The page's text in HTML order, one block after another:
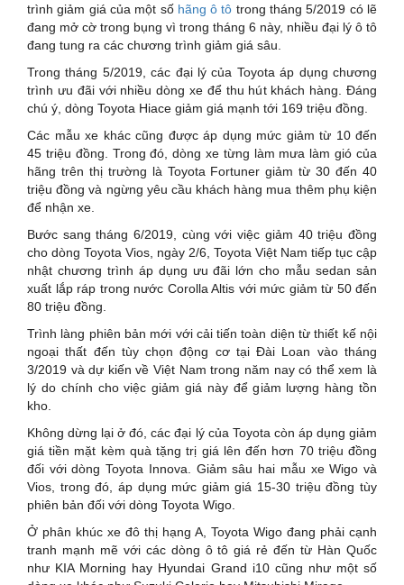
trình giảm giá của một số hãng ô tô trong tháng 5/2019 có lẽ
đang mở cờ trong bụng vì trong tháng 6 này, nhiều đại lý ô tô
đang tung ra các chương trình giảm giá sâu.
Trong tháng 5/2019, các đại lý của Toyota áp dụng chương
trình ưu đãi với nhiều dòng xe để thu hút khách hàng. Đáng
chú ý, dòng Toyota Hiace giảm giá mạnh tới 169 triệu đồng.
Các mẫu xe khác cũng được áp dụng mức giảm từ 10 đến
45 triệu đồng. Trong đó, dòng xe từng làm mưa làm gió của
hãng trên thị trường là Toyota Fortuner giảm từ 30 đến 40
triệu đồng và ngừng yêu cầu khách hàng mua thêm phụ kiện
để nhận xe.
Bước sang tháng 6/2019, cùng với việc giảm 40 triệu đồng
cho dòng Toyota Vios, ngày 2/6, Toyota Việt Nam tiếp tục cập
nhật chương trình áp dụng ưu đãi lớn cho mẫu sedan sản
xuất lắp ráp trong nước Corolla Altis với mức giảm từ 50 đến
80 triệu đồng.
Trình làng phiên bản mới với cải tiến toàn diện từ thiết kế nội
ngoại thất đến tùy chọn động cơ tại Đài Loan vào tháng
3/2019 và dự kiến về Việt Nam trong năm nay có thể xem là
lý do chính cho việc giảm giá này để giảm lượng hàng tồn
kho.
Không dừng lại ở đó, các đại lý của Toyota còn áp dụng giảm
giá tiền mặt kèm quà tặng trị giá lên đến hơn 70 triệu đồng
đối với dòng Toyota Innova. Giảm sâu hai mẫu xe Wigo và
Vios, trong đó, áp dụng mức giảm giá 15-30 triệu đồng tùy
phiên bản đối với dòng Toyota Wigo.
Ở phân khúc xe đô thị hạng A, Toyota Wigo đang phải cạnh
tranh mạnh mẽ với các dòng ô tô giá rẻ đến từ Hàn Quốc
như KIA Morning hay Hyundai Grand i10 cũng như một số